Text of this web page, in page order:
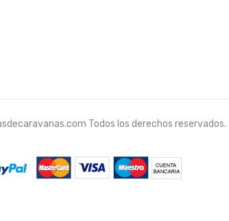
Todos los derechos reservados.